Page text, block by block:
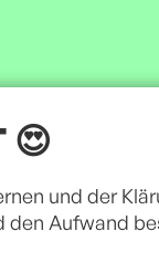
😍
und der
den Aufwand